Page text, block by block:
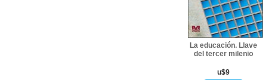
La educación. Llave
del tercer milenio
u$9